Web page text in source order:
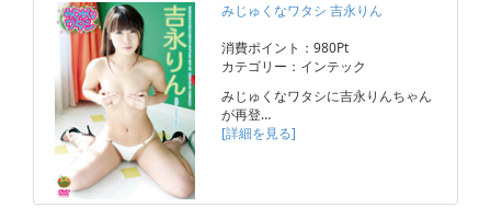
みじゅくなワタシ 吉永りん
消費ポイント：980Pt
カテゴリー：インテック
みじゅくなワタシに吉永りんちゃん
が再登…
[詳細を見る]